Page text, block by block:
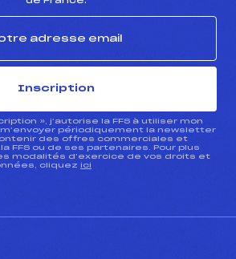
Inscription
», j’autorise la FFS à utiliser mon
périodiquement la newsletter
des offres commerciales et
FFS ou de ses partenaires. Pour plus
modalités d’exercice de vos droits et
cliquez ici